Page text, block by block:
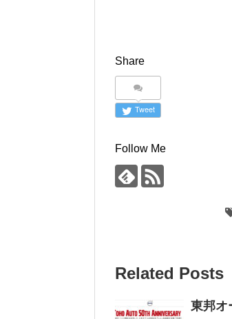
Share
Tweet
Follow Me
Related Posts
東邦オ